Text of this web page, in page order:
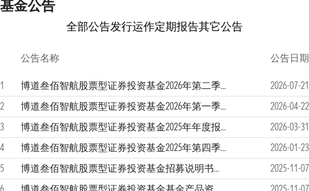
基金公告
全部公告发行运作定期报告其它公告
公告名称 公告日期
1 博道叁佰智航股票型证券投资基金2026年第二季度报告
2026-07-21
2
博道叁佰智航股票型证券投资基金2026年第一季度报告
2026-04-22
3
博道叁佰智航股票型证券投资基金2025年年度报告
2026-03-31
4
博道叁佰智航股票型证券投资基金2025年第四季度报告
2026-01-23
5
博道叁佰智航股票型证券投资基金招募说明书更新
2025-11-07